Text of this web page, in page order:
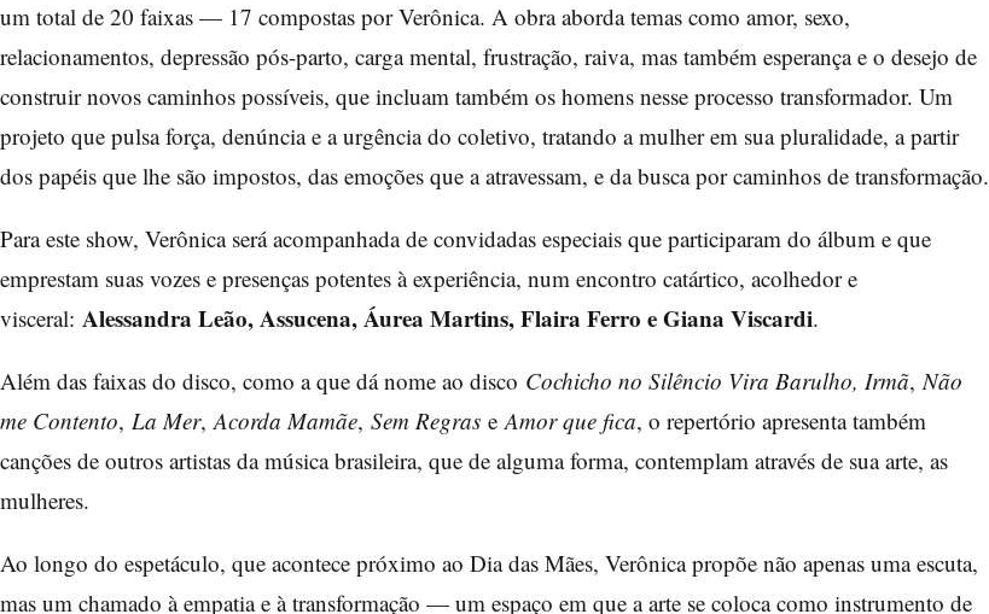
um total de 20 faixas — 17 compostas por Verônica. A obra aborda temas como amor, sexo,
relacionamentos, depressão pós-parto, carga mental, frustração, raiva, mas também esperança e o desejo de
construir novos caminhos possíveis, que incluam também os homens nesse processo transformador. Um
projeto que pulsa força, denúncia e a urgência do coletivo, tratando a mulher em sua pluralidade, a partir
dos papéis que lhe são impostos, das emoções que a atravessam, e da busca por caminhos de transformação.
Para este show, Verônica será acompanhada de convidadas especiais que participaram do álbum e que
emprestam suas vozes e presenças potentes à experiência, num encontro catártico, acolhedor e
visceral: Alessandra Leão, Assucena, Áurea Martins, Flaira Ferro e Giana Viscardi.
Além das faixas do disco, como a que dá nome ao disco Cochicho no Silêncio Vira Barulho, Irmã,Não
me Contento, La Mer,Acorda Mamãe, Sem Regras eAmor que fica, o repertório apresenta também
canções de outros artistas da música brasileira, que de alguma forma, contemplam através de sua arte, as
mulheres.
Ao longo do espetáculo, que acontece próximo ao Dia das Mães, Verônica propõe não apenas uma escuta,
mas um chamado à empatia e à transformação — um espaço em que a arte se coloca como instrumento de